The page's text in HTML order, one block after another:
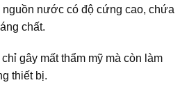
nước có độ cứng cao, chứa
chất.
gây mất thẩm mỹ mà còn làm
thiết bị.